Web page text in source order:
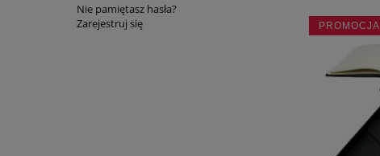
Nie pamiętasz hasła?
Zarejestruj się
PROMOCJA